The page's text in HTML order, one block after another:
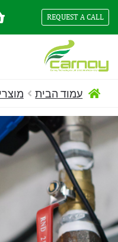
REQUEST A CALL
עמוד הבית